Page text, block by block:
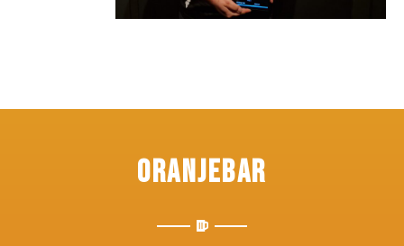
Oranjebar